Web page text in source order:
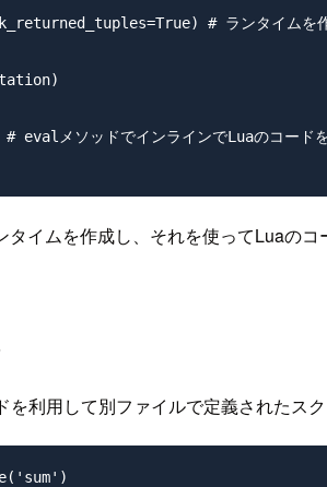
# ランタイムを
メソッドでインラインでLuaのコードを
タイムを作成し、それを使ってLuaの
を利用して別ファイルで定義されたス